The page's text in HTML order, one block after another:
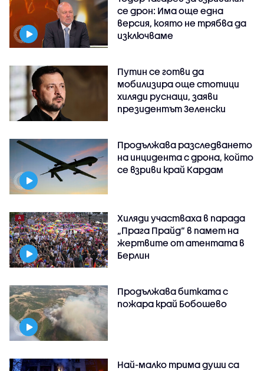
се дрон: Има още една
версия, която не трябва да
изключваме
Путин се готви да
мобилизира още стотици
хиляди руснаци, заяви
президентът Зеленски
Продължава разследването
на инцидента с дрона, който
се взриви край Кардам
Хиляди участваха в парада
„Прага Прайд“ в памет на
жертвите от атентата в
Берлин
Продължава битката с
пожара край Бобошево
Най-малко трима души са